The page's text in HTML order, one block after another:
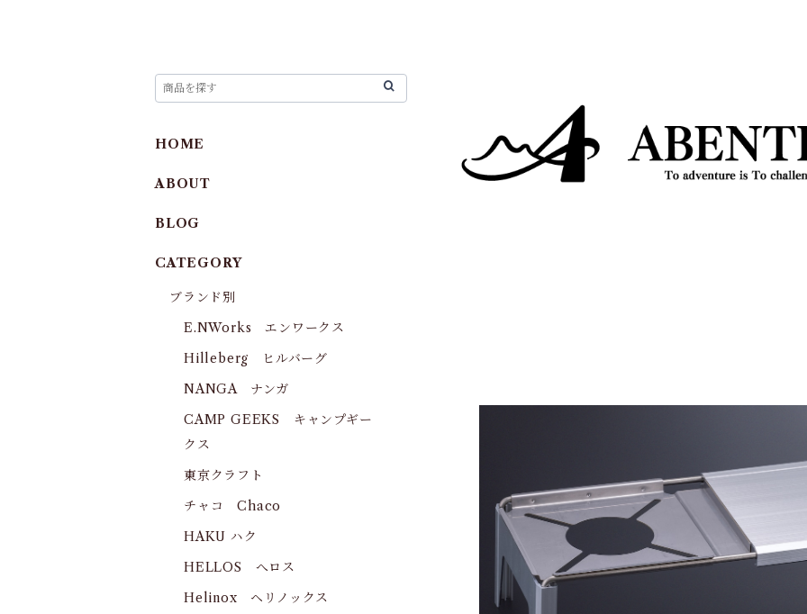
HOME
ABOUT
BLOG
CATEGORY
ブランド別
E.NWorks エンワークス
Hilleberg ヒルバーグ
NANGA ナンガ
CAMP GEEKS キャンプギー
クス
東京クラフト
チャコ Chaco
HAKU ハク
HELLOS へロス
Helinox ヘリノックス